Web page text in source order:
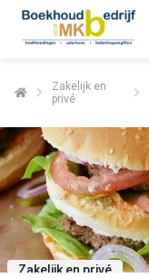
Zakelijk en
privé
Zakelijk en privé